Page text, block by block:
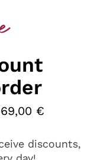
€
discounts,